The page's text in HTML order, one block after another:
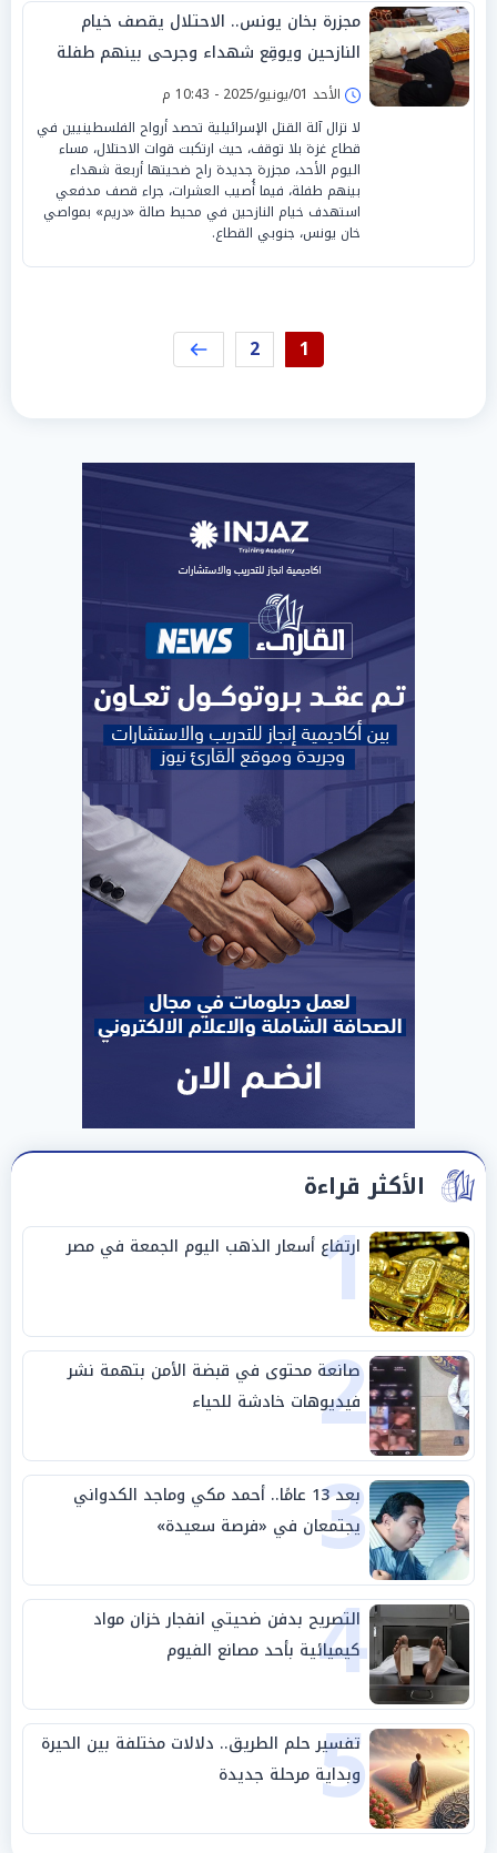
مجزرة بخان يونس.. الاحتلال يقصف خيام
النازحين ويوقِع شهداء وجرحى بينهم طفلة
الأحد 01/يونيو/2025 - 10:43 م
لا تزال آلة القتل الإسرائيلية تحصد أرواح الفلسطينيين في
قطاع غزة بلا توقف، حيث ارتكبت قوات الاحتلال، مساء
اليوم الأحد، مجزرة جديدة راح ضحيتها أربعة شهداء
بينهم طفلة، فيما أُصيب العشرات، جراء قصف مدفعي
استهدف خيام النازحين في محيط صالة «دريم» بمواصي
خان يونس، جنوبي القطاع.
1
2
الأكثر قراءة
1
ارتفاع أسعار الذهب اليوم الجمعة في مصر
2
صانعة محتوى في قبضة الأمن بتهمة نشر
فيديوهات خادشة للحياء
3 بعد 13 عامًا.. أحمد مكي وماجد الكدواني
يجتمعان في «فرصة سعيدة»
4
التصريح بدفن ضحيتي انفجار خزان مواد
كيميائية بأحد مصانع الفيوم
5
تفسير حلم الطريق.. دلالات مختلفة بين الحيرة
وبداية مرحلة جديدة